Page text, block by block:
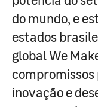
do mundo, e
estados
global We
inovação e